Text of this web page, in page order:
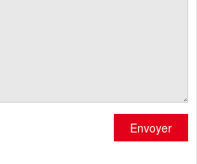
Envoyer